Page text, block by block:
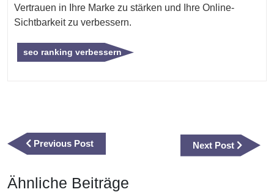
Vertrauen in Ihre Marke zu stärken und Ihre Online-
Sichtbarkeit zu verbessern.
seo ranking verbessern
Previous PostPrevious
Post
Next Post
Next
Post
Ähnliche Beiträge